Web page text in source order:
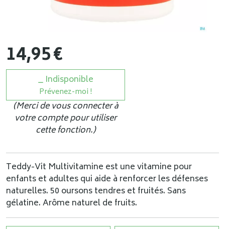
14,95€
Indisponible
Prévenez-moi !
(Merci de vous connecter à
votre compte pour utiliser
cette fonction.)
Teddy-Vit Multivitamine est une vitamine pour
enfants et adultes qui aide à renforcer les défenses
naturelles. 50 oursons tendres et fruités. Sans
gélatine. Arôme naturel de fruits.